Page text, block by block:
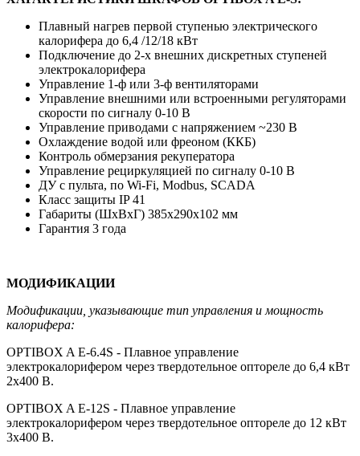
Плавный нагрев первой ступенью электрического
калорифера до 6,4 /12/18 кВт
Подключение до 2-х внешних дискретных ступеней
электрокалорифера
Управление 1-ф или 3-ф вентиляторами
Управление внешними или встроенными регуляторами
скорости по сигналу 0-10 В
Управление приводами с напряжением ~230 В
Охлаждение водой или фреоном (ККБ)
Контроль обмерзания рекуператора
Управление рециркуляцией по сигналу 0-10 В
ДУ с пульта, по Wi-Fi, Modbus, SCADA
Класс защиты IP 41
Габариты (ШхВхГ) 385х290х102 мм
Гарантия 3 года
МОДИФИКАЦИИ
Модификации, указывающие тип управления и мощность
калорифера:
OPTIBOX A E-6.4S - Плавное управление
электрокалорифером через твердотельное оптореле до 6,4 кВт
2х400 В.
OPTIBOX A E-12S - Плавное управление
электрокалорифером через твердотельное оптореле до 12 кВт
3х400 В.